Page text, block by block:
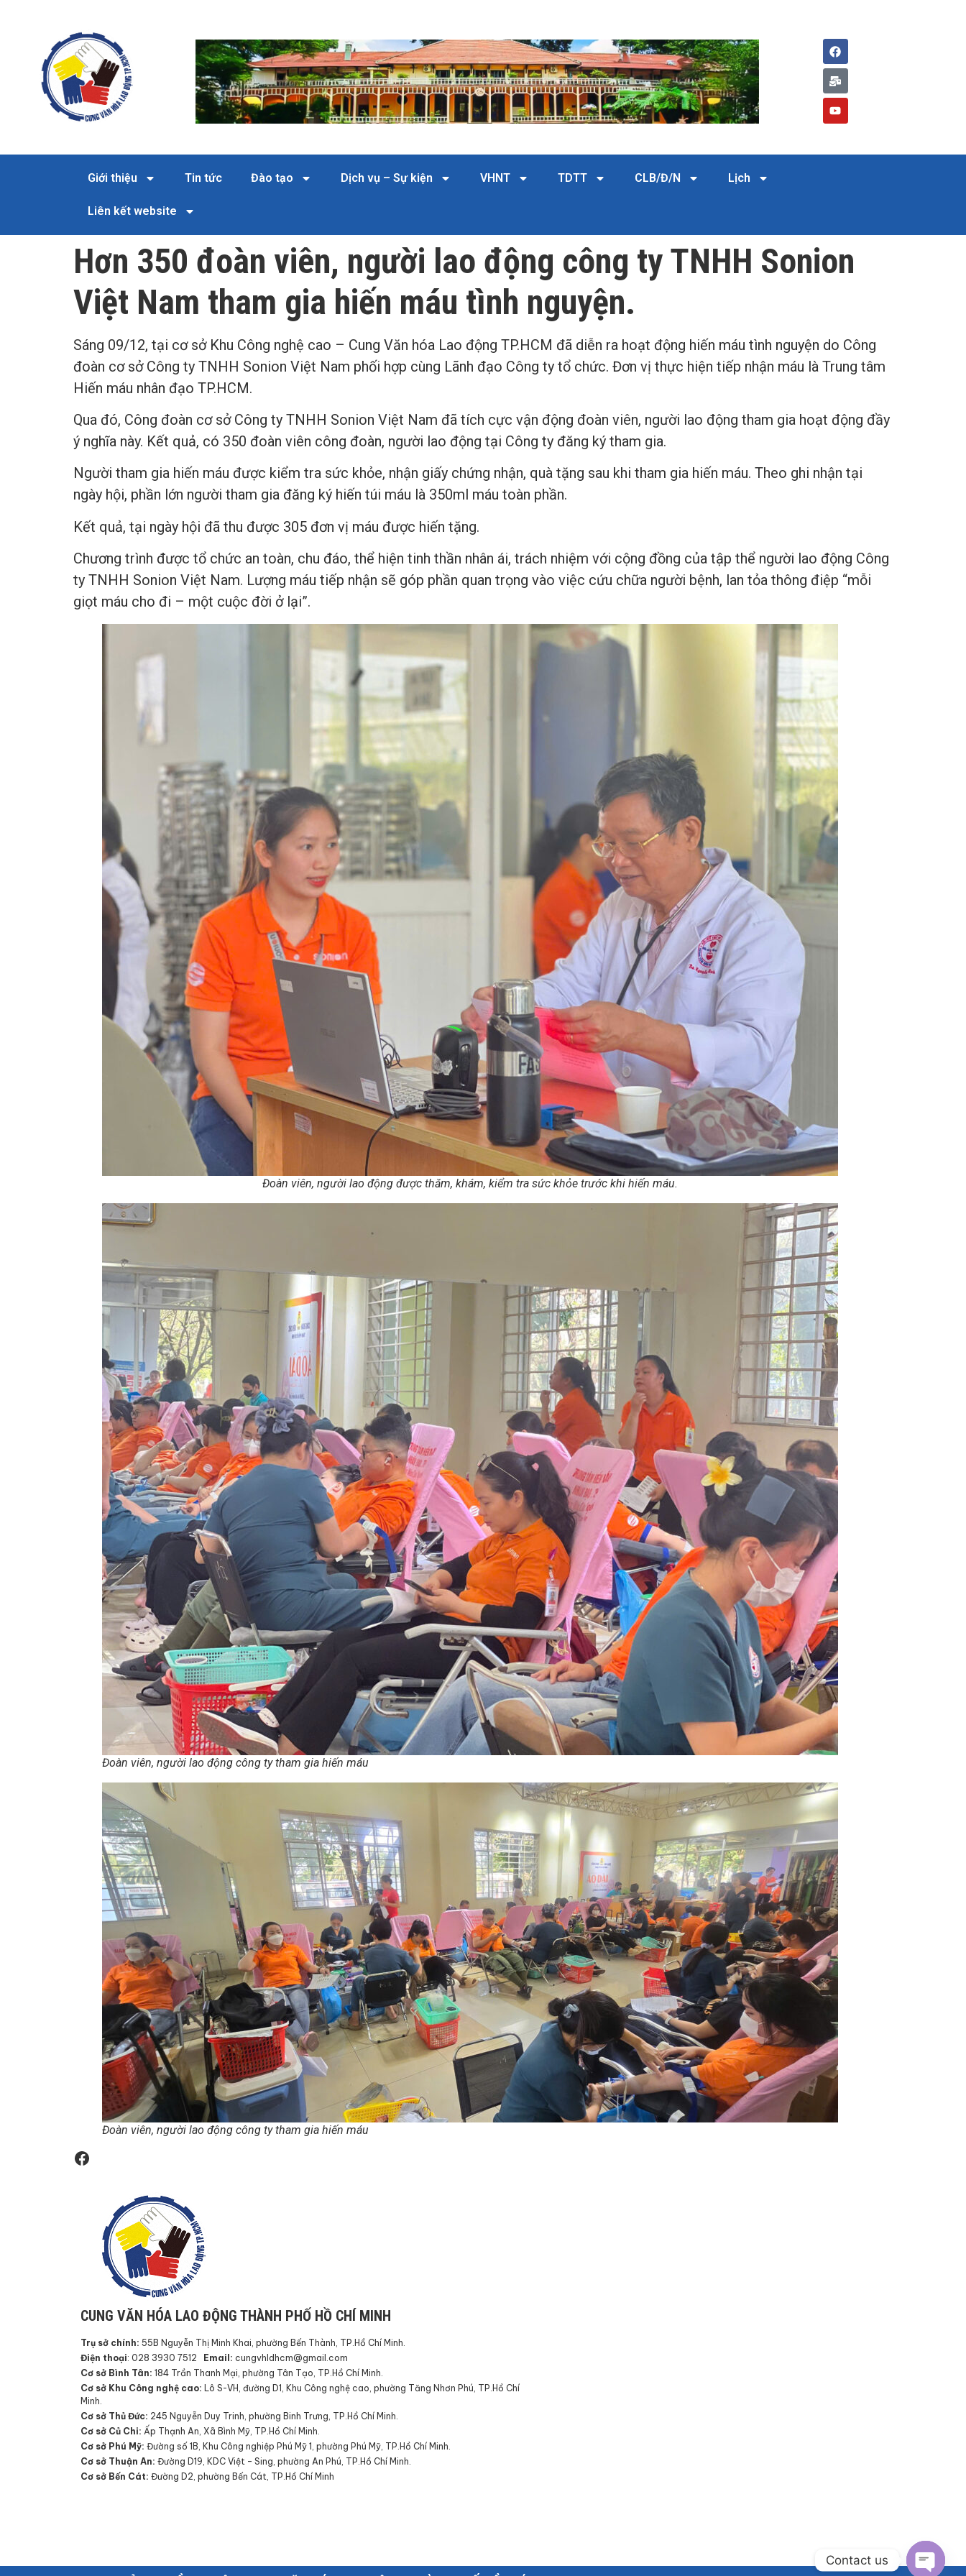
Giới thiệu Tin tức Đào tạo Dịch vụ – Sự kiện VHNT TDTT CLB/Đ/N Lịch
Liên kết website
Hơn 350 đoàn viên, người lao động công ty TNHH Sonion
Việt Nam tham gia hiến máu tình nguyện.
Sáng 09/12, tại cơ sở Khu Công nghệ cao – Cung Văn hóa Lao động TP.HCM đã diễn ra hoạt động hiến máu tình nguyện do Công
đoàn cơ sở Công ty TNHH Sonion Việt Nam phối hợp cùng Lãnh đạo Công ty tổ chức. Đơn vị thực hiện tiếp nhận máu là Trung tâm
Hiến máu nhân đạo TP.HCM.
Qua đó, Công đoàn cơ sở Công ty TNHH Sonion Việt Nam đã tích cực vận động đoàn viên, người lao động tham gia hoạt động đầy
ý nghĩa này. Kết quả, có 350 đoàn viên công đoàn, người lao động tại Công ty đăng ký tham gia.
Người tham gia hiến máu được kiểm tra sức khỏe, nhận giấy chứng nhận, quà tặng sau khi tham gia hiến máu. Theo ghi nhận tại
ngày hội, phần lớn người tham gia đăng ký hiến túi máu là 350ml máu toàn phần.
Kết quả, tại ngày hội đã thu được 305 đơn vị máu được hiến tặng.
Chương trình được tổ chức an toàn, chu đáo, thể hiện tinh thần nhân ái, trách nhiệm với cộng đồng của tập thể người lao động Công
ty TNHH Sonion Việt Nam. Lượng máu tiếp nhận sẽ góp phần quan trọng vào việc cứu chữa người bệnh, lan tỏa thông điệp “mỗi
giọt máu cho đi – một cuộc đời ở lại”.
Đoàn viên, người lao động được thăm, khám, kiểm tra sức khỏe trước khi hiến máu.
Đoàn viên, người lao động công ty tham gia hiến máu
Đoàn viên, người lao động công ty tham gia hiến máu
CUNG VĂN HÓA LAO ĐỘNG THÀNH PHỐ HỒ CHÍ MINH
Trụ sở chính: 55B Nguyễn Thị Minh Khai, phường Bến Thành, TP.Hồ Chí Minh.
Điện thoại: 028 3930 7512 Email: cungvhldhcm@gmail.com
Cơ sở Bình Tân: 184 Trần Thanh Mại, phường Tân Tạo, TP.Hồ Chí Minh.
Cơ sở Khu Công nghệ cao: Lô S-VH, đường D1, Khu Công nghệ cao, phường Tăng Nhơn Phú, TP.Hồ Chí
Minh.
Cơ sở Thủ Đức: 245 Nguyễn Duy Trinh, phường Binh Trưng, TP.Hồ Chí Minh.
Cơ sở Củ Chi: Ấp Thạnh An, Xã Bình Mỹ, TP.Hồ Chí Minh.
Cơ sở Phú Mỹ: Đường số 1B, Khu Công nghiệp Phú Mỹ 1, phường Phú Mỹ, TP.Hồ Chí Minh.
Cơ sở Thuận An: Đường D19, KDC Việt – Sing, phường An Phú, TP.Hồ Chí Minh.
Cơ sở Bến Cát: Đường D2, phường Bến Cát, TP.Hồ Chí Minh
Contact us